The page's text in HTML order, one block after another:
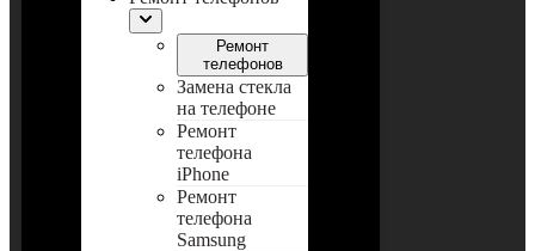
Ремонт
телефонов
Замена стекла
на телефоне
Ремонт
телефона
iPhone
Ремонт
телефона
Samsung